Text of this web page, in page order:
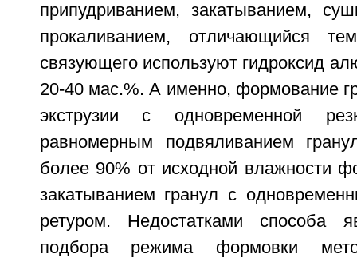
припудриванием, закатыванием,
прокаливанием, отличающийся
связующего используют гидроксид
20-40 мас.%. А именно, формование
экструзии с одновременной
равномерным подвяливанием
более 90% от исходной влажности
закатыванием гранул с
ретуром. Недостатками способа
подбора режима формовки